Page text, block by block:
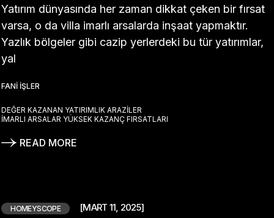
Yatırım dünyasında her zaman dikkat çeken bir fırsat
varsa, o da villa imarlı arsalarda inşaat yapmaktır.
Yazlık bölgeler gibi cazip yerlerdeki bu tür yatırımlar,
yal
FANI İŞLER
DEĞER KAZANAN YATIRIMLIK ARAZILER
İMARLI ARSALAR YÜKSEK KAZANÇ FIRSATLARI
READ MORE
HOMEYSCOPE [MART 11, 2025]